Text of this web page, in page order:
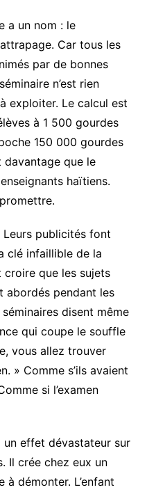
a un nom : le
Car tous les
par de bonnes
n’est rien
exploiter. Le calcul est
à 1 500 gourdes
150 000 gourdes
que le
haïtiens.
publicités font
clé infaillible de la
croire que les sujets
abordés pendant les
disent même
qui coupe le souffle
vous allez trouver
» Comme s’ils avaient
si l’examen
effet dévastateur sur
Il crée chez eux un
démonter. L’enfant